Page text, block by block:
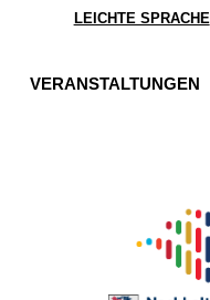
LEICHTE SPRACHE
VERANSTALTUNGEN